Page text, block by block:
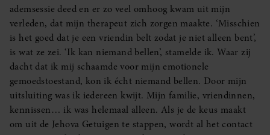
ademsessie deed en er zo veel omhoog kwam uit mijn
verleden, dat mijn therapeut zich zorgen maakte. ‘Misschien
is het goed dat je een vriendin belt zodat je niet alleen bent’,
is wat ze zei. ‘Ik kan niemand bellen’, stamelde ik. Waar zij
dacht dat ik mij schaamde voor mijn emotionele
gemoedstoestand, kon ik écht niemand bellen. Door mijn
uitsluiting was ik iedereen kwijt. Mijn familie, vriendinnen,
kennissen… ik was helemaal alleen. Als je de keus maakt
om uit de Jehova Getuigen te stappen, wordt al het contact